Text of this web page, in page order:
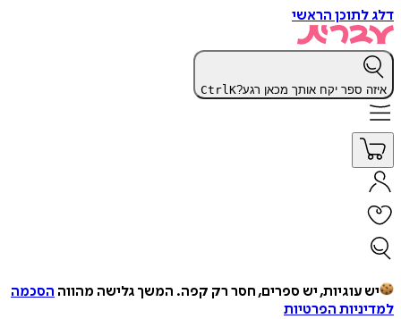
דלג לתוכן הראשי
איזה ספר יקח אותך מכאן רגע? CtrlK
יש עוגיות, יש ספרים, חסר רק קפה. המשך גלישה מהווה הסכמה
למדיניות הפרטיות